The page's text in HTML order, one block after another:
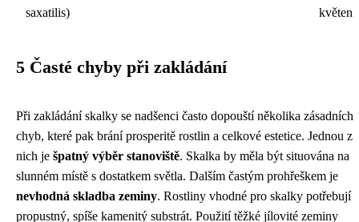
saxatilis)
květen
5 Časté chyby při zakládání
Při zakládání skalky se nadšenci často dopouští několika zásadních
chyb, které pak brání prosperitě rostlin a celkové estetice. Jednou z
nich je špatný výběr stanoviště. Skalka by měla být situována na
slunném místě s dostatkem světla. Dalším častým prohřeškem je
nevhodná skladba zeminy. Rostliny vhodné pro skalky potřebují
propustný, spíše kamenitý substrát. Použití těžké jílovité zeminy